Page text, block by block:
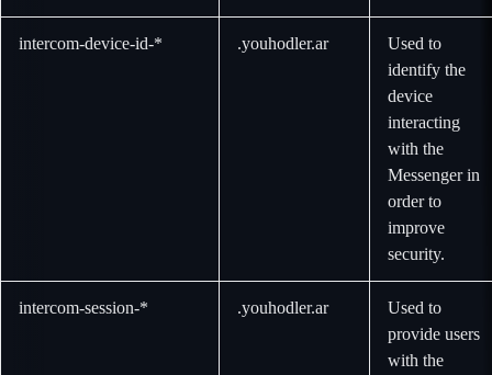
intercom-device-id-* .youhodler.ar
Used to
identify the
device
interacting
with the
Messenger in
order to
improve
security.
intercom-session-* .youhodler.ar
Used to
provide users
with the